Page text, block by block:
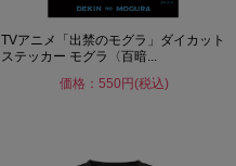
TVアニメ「出禁のモグラ」ダイカット
ステッカー モグラ〈百暗...
価格：550円(税込)